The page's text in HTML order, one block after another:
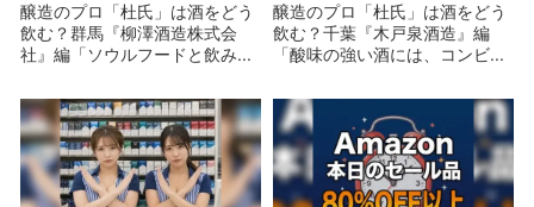
醸造のプロ「杜氏」は酒をどう
飲む？群馬『柳澤酒造株式会
社』編「ソウルフードと飲み...
醸造のプロ「杜氏」は酒をどう
飲む？千葉『木戸泉酒造』編
「酸味の強い酒には、コンビ...